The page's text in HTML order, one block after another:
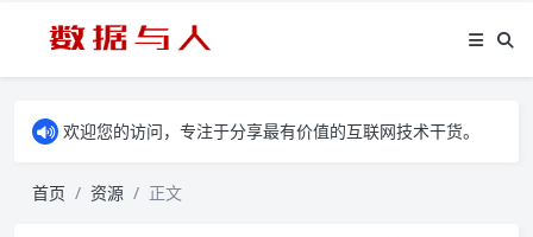
欢迎您的访问，专注于分享最有价值的互联网技术干货。
首页 资源 正文